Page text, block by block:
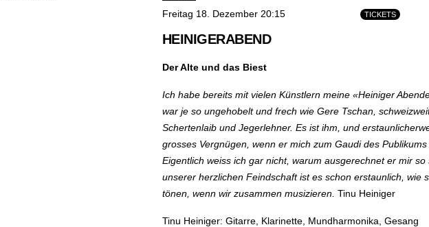
TICKETS
Freitag 18. Dezember 20:15 TICKETS
HEINIGERABEND
Der Alte und das Biest
Ich habe bereits mit vielen Künstlern meine «Heiniger
war je so ungehobelt und frech wie Gere Tschan,
Schertenlaib und Jegerlehner. Es ist ihm, und
grosses Vergnügen, wenn er mich zum Gaudi des
Eigentlich weiss ich gar nicht, warum ausgerechnet er mir so
unserer herzlichen Feindschaft ist es schon erstaunlich, wie
tönen, wenn wir zusammen musizieren. Tinu Heiniger
Tinu Heiniger: Gitarre, Klarinette, Mundharmonika, Gesang